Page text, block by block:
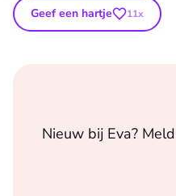
Geef een hartje 11x
Nieuw bij Eva?